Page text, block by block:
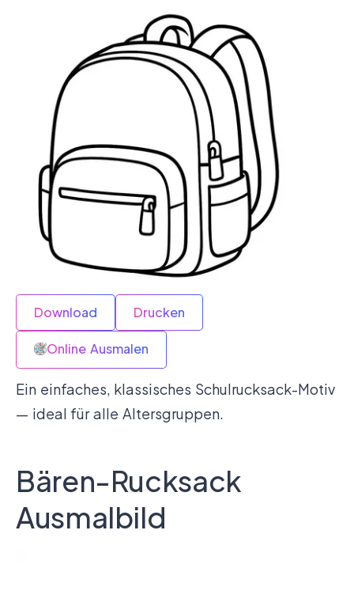
Download Drucken
Online Ausmalen
Ein einfaches, klassisches Schulrucksack-Motiv
— ideal für alle Altersgruppen.
Bären-Rucksack
Ausmalbild